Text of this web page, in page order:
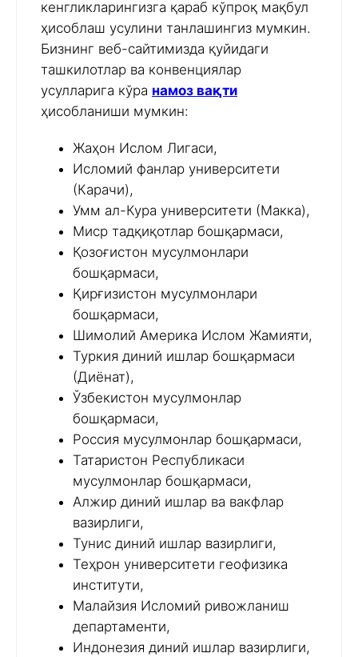
кенгликларингизга қараб кўпроқ мақбул
ҳисоблаш усулини танлашингиз мумкин.
Бизнинг веб-сайтимизда қуйидаги
ташкилотлар ва конвенциялар
усулларига кўра намоз вақти
ҳисобланиши мумкин:
Жаҳон Ислом Лигаси,
Исломий фанлар университети
(Карачи),
Умм ал-Кура университети (Макка),
Миср тадқиқотлар бошқармаси,
Қозоғистон мусулмонлари
бошқармаси,
Қирғизистон мусулмонлари
бошқармаси,
Шимолий Америка Ислом Жамияти,
Туркия диний ишлар бошқармаси
(Диёнат),
Ўзбекистон мусулмонлар
бошқармаси,
Россия мусулмонлар бошқармаси,
Татаристон Республикаси
мусулмонлар бошқармаси,
Алжир диний ишлар ва вакфлар
вазирлиги,
Тунис диний ишлар вазирлиги,
Теҳрон университети геофизика
институти,
Малайзия Исломий ривожланиш
департаменти,
Индонезия диний ишлар вазирлиги,